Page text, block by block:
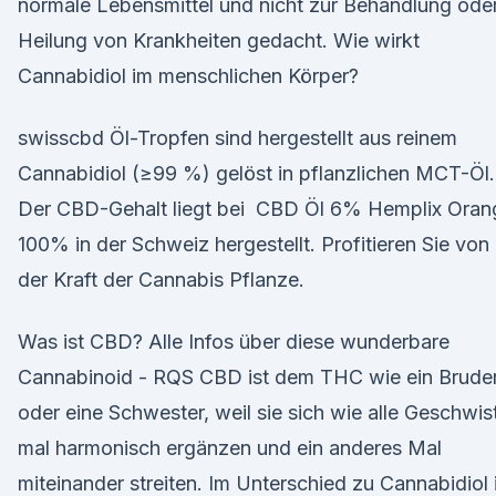
normale Lebensmittel und nicht zur Behandlung
Heilung von Krankheiten gedacht. Wie wirkt
Cannabidiol im menschlichen Körper?
swisscbd Öl-Tropfen sind hergestellt aus reinem
Cannabidiol (≥99 %) gelöst in pflanzlichen MCT-Öl.
Der CBD-Gehalt liegt bei CBD Öl 6% Hemplix
100% in der Schweiz hergestellt. Profitieren Sie von
der Kraft der Cannabis Pflanze.
Was ist CBD? Alle Infos über diese wunderbare
Cannabinoid - RQS CBD ist dem THC wie ein
oder eine Schwester, weil sie sich wie alle
mal harmonisch ergänzen und ein anderes Mal
miteinander streiten. Im Unterschied zu Cannabidiol